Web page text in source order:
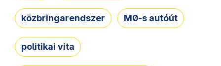
közbringarendszer M0-s autóút
politikai vita